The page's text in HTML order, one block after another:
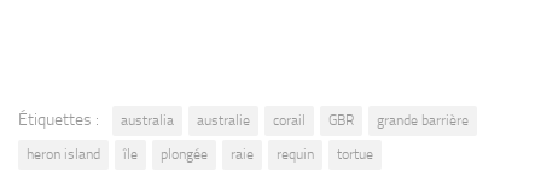
Étiquettes : australia australie corail GBR
grande barrière
heron island
île plongée raie requin tortue